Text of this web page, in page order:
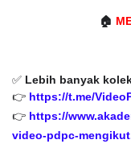
🏠
✅ Lebih banyak
👉 https://t.me/
👉 https://
video-pdpc-